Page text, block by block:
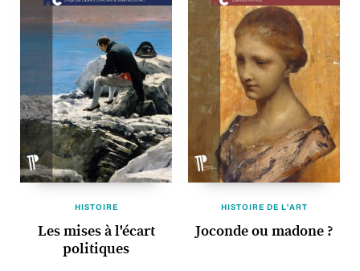
HISTOIRE
Les mises à l'écart
politiques
HISTOIRE DE L'ART
Joconde ou madone ?